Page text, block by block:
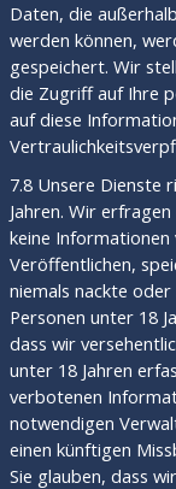
Daten, die
werden können,
gespeichert. Wir
die Zugriff auf Ihre
auf diese
7.8 Unsere Dienste
Jahren. Wir
keine Informationen
Veröffentlichen,
niemals nackte
Personen unter 18
dass wir
unter 18 Jahren
verbotenen
notwendigen
einen künftigen
Sie glauben, dass